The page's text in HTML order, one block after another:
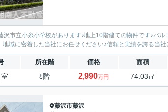
沢市立小糸小学校があります♪地上10階建ての物件です♪バ
地域に密着した当社にお任せください♪信頼と実績を誇る当
所在階 価格 面積
室 8階 2,990万円 74.03㎡
藤沢市藤沢